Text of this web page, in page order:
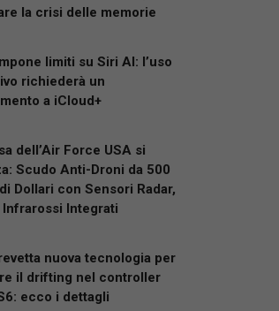
la crisi delle memorie
limiti su Siri AI: l’uso
richiederà un
a iCloud+
dell’Air Force USA si
Scudo Anti-Droni da 500
Dollari con Sensori Radar,
Integrati
nuova tecnologia per
il drifting nel controller
ecco i dettagli